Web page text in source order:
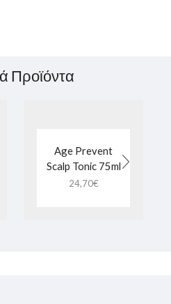
Προϊόντα
Age Prevent
Scalp Tonic 75ml
24,70€